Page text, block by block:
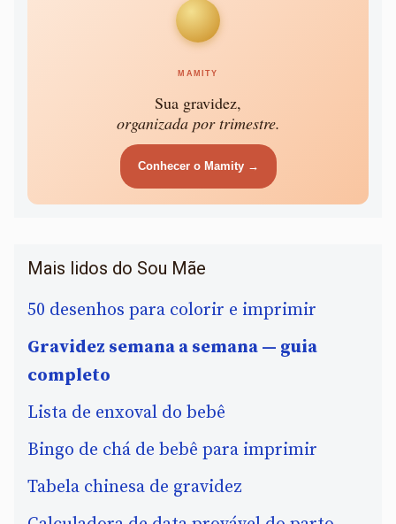
MAMITY
Sua gravidez,
organizada por trimestre.
Conhecer o Mamity →
Mais lidos do Sou Mãe
50 desenhos para colorir e imprimir
Gravidez semana a semana — guia
completo
Lista de enxoval do bebê
Bingo de chá de bebê para imprimir
Tabela chinesa de gravidez